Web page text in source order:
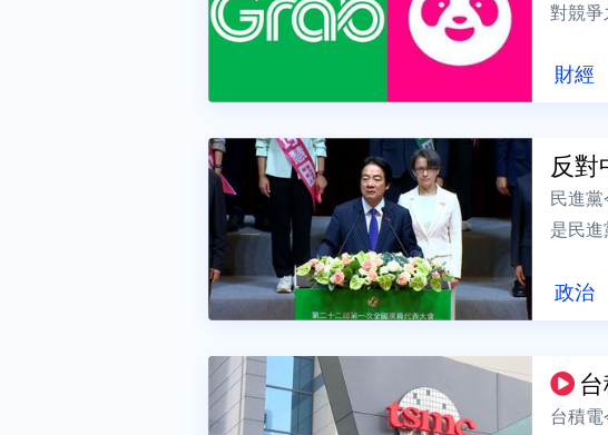
財經
對競
政治
反對
民進
是民
台積